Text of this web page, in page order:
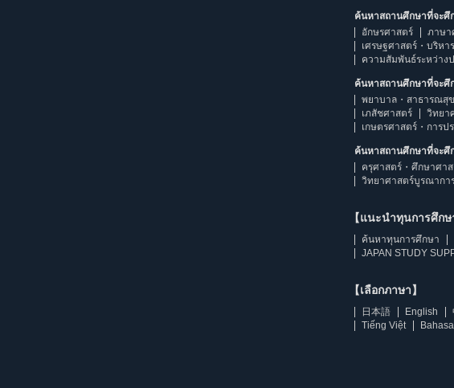
ค้นหาสถานศึกษาที่จะศึ
อักษรศาสตร์
ภาษา
เศรษฐศาสตร์・บริห
ความสัมพันธ์ระหว่าง
ค้นหาสถานศึกษาที่จะศึ
พยาบาล・สาธารณสุ
เภสัชศาสตร์
วิทยา
เกษตรศาสตร์・การป
ค้นหาสถานศึกษาที่จะศึ
ครุศาสตร์・ศึกษาศา
วิทยาศาสตร์บูรณากา
【แนะนำทุนการศึกษ
ค้นหาทุนการศึกษา
JAPAN STUDY
【เลือกภาษา】
日本語 English
Tiếng Việt